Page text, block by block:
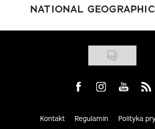
NATIONAL GEOGRAPHIC
Visit us on Facebook
Visit us onVisit us on
Visit
Kontakt Regulamin Polityka